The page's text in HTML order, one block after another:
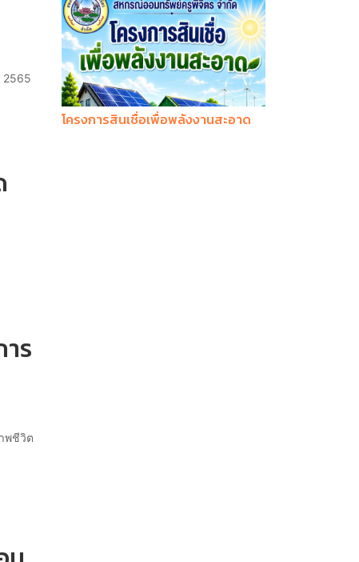
2565
ร
พชีวิต
โครงการสินเชื่อเพื่อพลังงานสะอาด